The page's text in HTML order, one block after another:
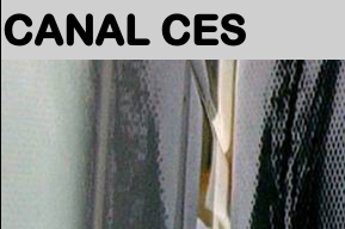
CANAL CES